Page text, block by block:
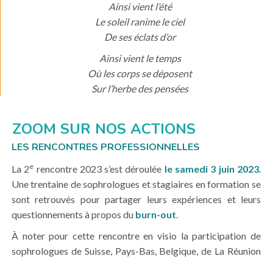
Ainsi vient l’été
Le soleil ranime le ciel
De ses éclats d’or
Ainsi vient le temps
Où les corps se déposent
Sur l’herbe des pensées
ZOOM SUR NOS ACTIONS
LES RENCONTRES PROFESSIONNELLES
La 2e rencontre 2023 s’est déroulée le samedi 3 juin 2023.
Une trentaine de sophrologues et stagiaires en formation se
sont retrouvés pour partager leurs expériences et leurs
questionnements à propos du burn-out.
À noter pour cette rencontre en visio la participation de
sophrologues de Suisse, Pays-Bas, Belgique, de La Réunion